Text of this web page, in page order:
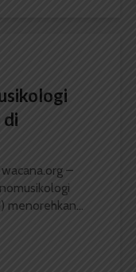
di
–
menorehkan...